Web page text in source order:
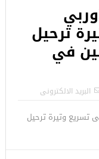
ترحيل
في
البريد الالكترونى
تسريع وتيرة ترحيل